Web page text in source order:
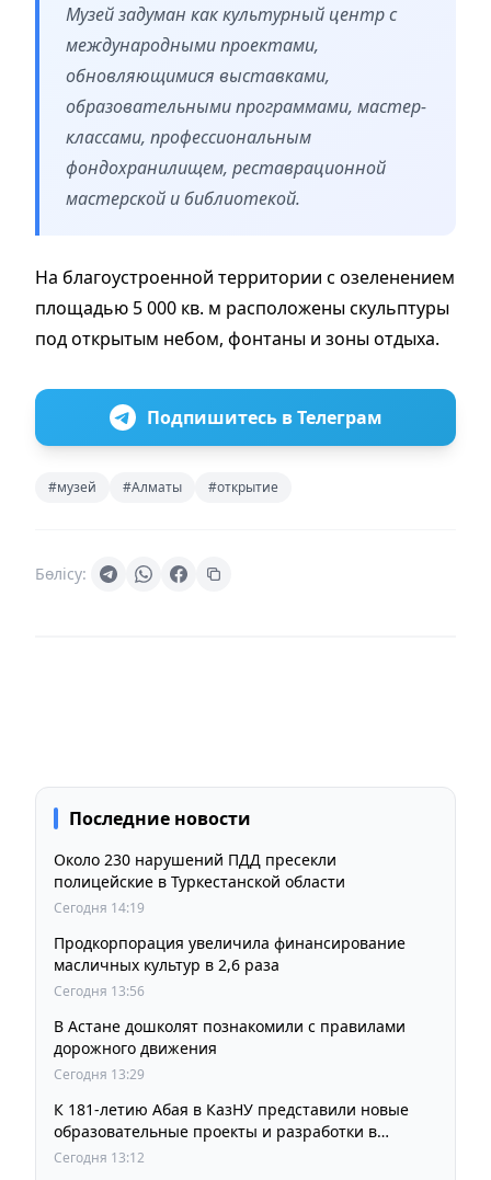
Музей задуман как культурный центр с
международными проектами,
обновляющимися выставками,
образовательными программами, мастер-
классами, профессиональным
фондохранилищем, реставрационной
мастерской и библиотекой.
На благоустроенной территории с озеленением
площадью 5 000 кв. м расположены скульптуры
под открытым небом, фонтаны и зоны отдыха.
Подпишитесь в Телеграм
#музей #Алматы #открытие
Бөлісу:
Последние новости
Около 230 нарушений ПДД пресекли
полицейские в Туркестанской области
Сегодня 14:19
Продкорпорация увеличила финансирование
масличных культур в 2,6 раза
Сегодня 13:56
В Астане дошколят познакомили с правилами
дорожного движения
Сегодня 13:29
К 181-летию Абая в КазНУ представили новые
образовательные проекты и разработки в
области абаеведения
Сегодня 13:12